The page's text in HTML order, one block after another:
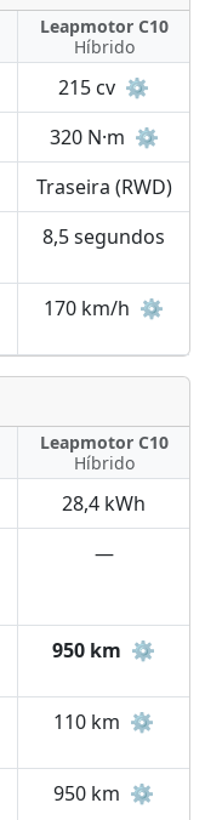
Leapmotor C10
Híbrido
215 cv ⚙️
320 N·m ⚙️
Traseira (RWD)
8,5 segundos
170 km/h ⚙️
Leapmotor C10
Híbrido
28,4 kWh
—
950 km ⚙️
110 km ⚙️
950 km ⚙️